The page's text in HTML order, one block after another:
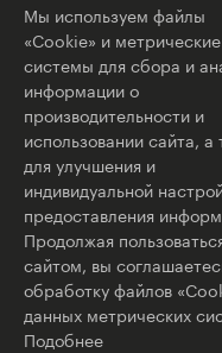
Мы используем файлы
«Cookie» и метрические
системы для сбора и
информации о
производительности и
использовании сайта, а
для улучшения и
индивидуальной
предоставления
Продолжая
сайтом, вы
обработку файлов
данных метрических
Подобнее